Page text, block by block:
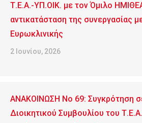
Τ.Ε.Α.-ΥΠ.ΟΙΚ. με τον Όμιλο
αντικατάσταση της συνεργασίας
Ευρωκλινικής
2 Ιουνίου, 2026
ΑΝΑΚΟΙΝΩΣΗ No 69: Συγκρότηση
Διοικητικού Συμβουλίου του